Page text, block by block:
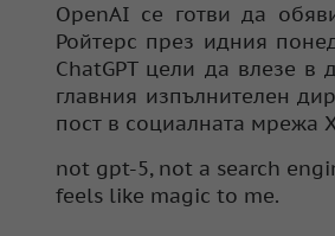
OpenAI се готви да
Ройтерс през идния
ChatGPT цели да влезе в
главния изпълнителен
пост в социалната мрежа
not gpt-5, not a search
feels like magic to me.